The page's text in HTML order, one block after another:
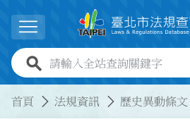
展開選單
全站查詢關鍵字欄位
首頁 法規資訊 歷史異動條文